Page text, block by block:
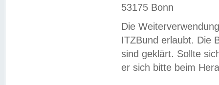
53175 Bonn
Die
ITZBund erlaubt. Die
sind geklärt. Sollte
er sich bitte beim